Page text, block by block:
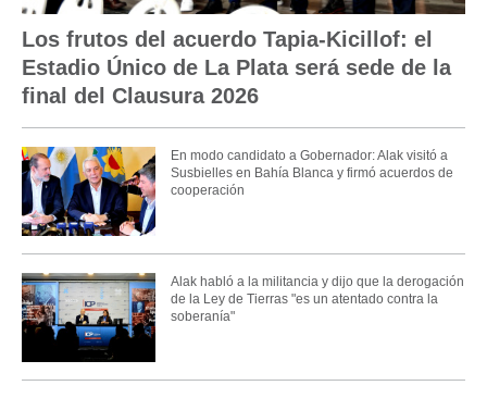
Los frutos del acuerdo Tapia-Kicillof: el
Estadio Único de La Plata será sede de la
final del Clausura 2026
En modo candidato a Gobernador: Alak visitó a
Susbielles en Bahía Blanca y firmó acuerdos de
cooperación
Alak habló a la militancia y dijo que la derogación
de la Ley de Tierras "es un atentado contra la
soberanía"